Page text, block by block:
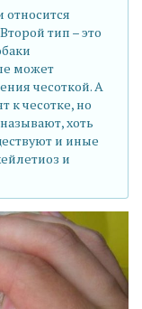
тип – это
может
чесоткой. А
к чесотке, но
хоть
и иные
и